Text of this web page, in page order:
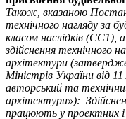
Також, вказаною
технічного наглядуза
класом наслідків (СС1),
здійснення технічного
архітектури
Міністрів України від
авторський та
архітектури»):
працюють у проектних і